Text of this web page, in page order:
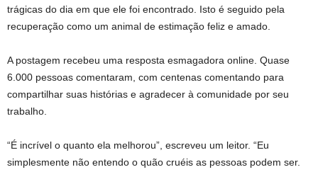
trágicas do dia em que ele foi encontrado. Isto é seguido pela
recuperação como um animal de estimação feliz e amado.
A postagem recebeu uma resposta esmagadora online. Quase
6.000 pessoas comentaram, com centenas comentando para
compartilhar suas histórias e agradecer à comunidade por seu
trabalho.
“É incrível o quanto ela melhorou”, escreveu um leitor. “Eu
simplesmente não entendo o quão cruéis as pessoas podem ser.